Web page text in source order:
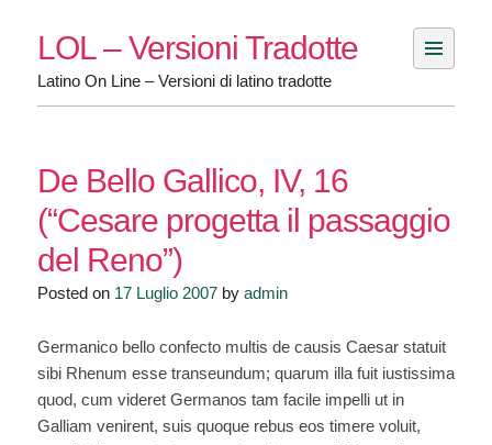
content
LOL – Versioni Tradotte
Latino On Line – Versioni di latino tradotte
De Bello Gallico, IV, 16
(“Cesare progetta il passaggio
del Reno”)
Posted on 17 Luglio 2007by admin
Germanico bello confecto multis de causis Caesar statuit
sibi Rhenum esse transeundum; quarum illa fuit iustissima
quod, cum videret Germanos tam facile impelli ut in
Galliam venirent, suis quoque rebus eos timere voluit,